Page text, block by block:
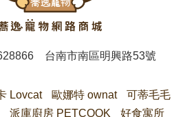
台南市南區明興路53號
Lovcat 歐娜特 ownat
可蒂毛毛
派庫廚房 PETCOOK 好食寓所